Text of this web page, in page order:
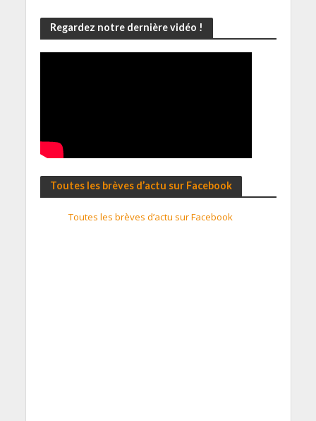
Regardez notre dernière vidéo !
Toutes les brèves d’actu sur Facebook
Toutes les brèves d’actu sur Facebook